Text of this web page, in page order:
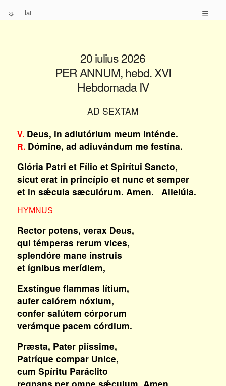
☼ lat ☰
20 iulius 2026
PER ANNUM, hebd. XVI
Hebdomada IV
AD SEXTAM
V.Deus, in adiutórium meum inténde.
R.Dómine, ad adiuvándum me festína.
Glória Patri et Fílio et Spirítui Sancto,
sicut erat in princípio et nunc et semper
et in sǽcula sæculórum. Amen. Allelúia.
HYMNUS
Rector potens, verax Deus,
qui témperas rerum vices,
splendóre mane ínstruis
et ígnibus merídiem,
Exstíngue flammas lítium,
aufer calórem nóxium,
confer salútem córporum
verámque pacem córdium.
Præsta, Pater piíssime,
Patríque compar Unice,
cum Spíritu Paráclito